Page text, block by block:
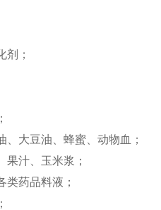
剂；
大豆油、蜂蜜、动物血；
汁、玉米浆；
药品料液；